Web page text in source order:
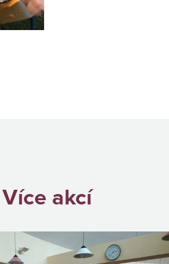
Více akcí